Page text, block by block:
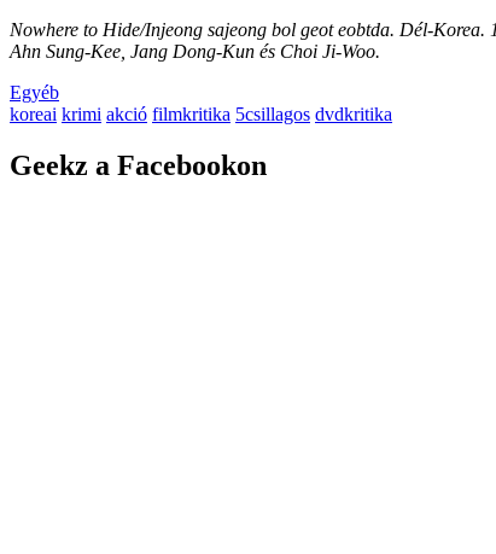
Nowhere to Hide/Injeong sajeong bol geot eobtda. Dél-Korea.
Ahn Sung-Kee, Jang Dong-Kun és Choi Ji-Woo.
Egyéb
koreai krimi akció filmkritika 5csillagos dvdkritika
Geekz a Facebookon